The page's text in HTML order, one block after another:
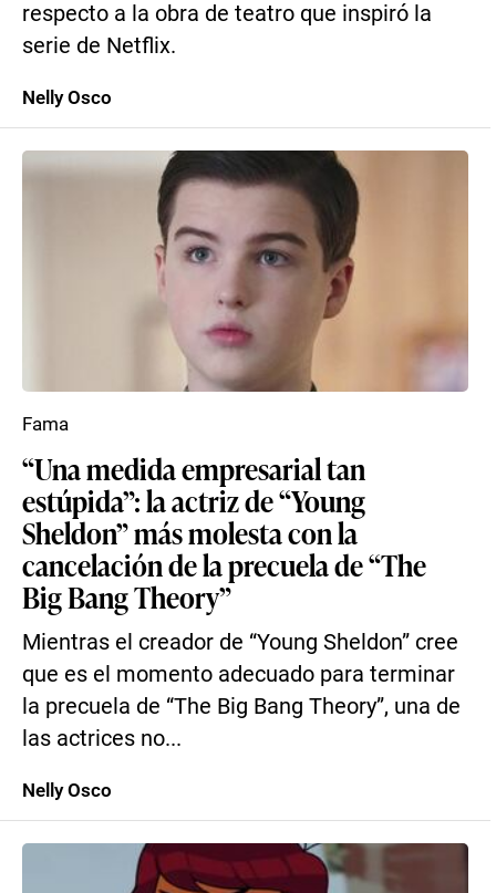
respecto a la obra de teatro que inspiró la
serie de Netflix.
Nelly Osco
“Una medida empresarial tan
estúpida”: la actriz de “Young
Sheldon” más molesta con la
cancelación de la precuela de “The
Big Bang Theory”
Mientras el creador de “Young Sheldon” cree
que es el momento adecuado para terminar
la precuela de “The Big Bang Theory”, una de
las actrices no...
Fama
Nelly Osco